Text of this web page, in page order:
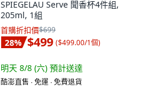
SPIEGELAU Serve 聞香杯4件組,
205ml, 1組
首購折扣價$699
28% $499 ($499.00/1個)
明天 8/8 (六) 預計送達
酷澎直售 ∙ 免運 ∙ 免費退貨